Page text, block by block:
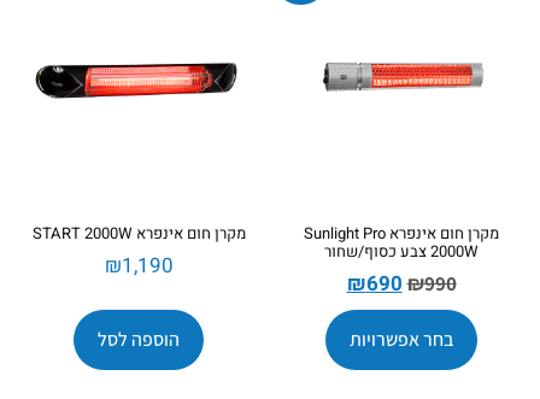
מקרן חום אינפרא Sunlight Pro
2000W צבע כסוף/שחור
₪990
₪690
בחר אפשרויות
מקרן חום אינפרא START 2000W
₪1,190
הוספה לסל